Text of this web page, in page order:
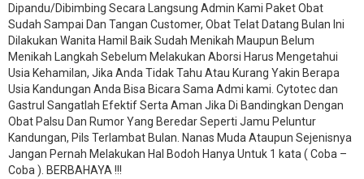
Dipandu/Dibimbing Secara Langsung Admin Kami Paket Obat
Sudah Sampai Dan Tangan Customer, Obat Telat Datang Bulan Ini
Dilakukan Wanita Hamil Baik Sudah Menikah Maupun Belum
Menikah Langkah Sebelum Melakukan Aborsi Harus Mengetahui
Usia Kehamilan, Jika Anda Tidak Tahu Atau Kurang Yakin Berapa
Usia Kandungan Anda Bisa Bicara Sama Admi kami. Cytotec dan
Gastrul Sangatlah Efektif Serta Aman Jika Di Bandingkan Dengan
Obat Palsu Dan Rumor Yang Beredar Seperti Jamu Peluntur
Kandungan, Pils Terlambat Bulan. Nanas Muda Ataupun Sejenisnya
Jangan Pernah Melakukan Hal Bodoh Hanya Untuk 1 kata ( Coba –
Coba ). BERBAHAYA !!!